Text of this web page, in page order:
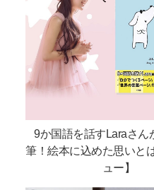
9か国語を話すLaraさん
筆！絵本に込めた思いと
ュー】